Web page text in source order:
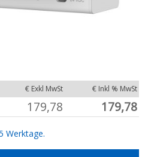
€ Exkl MwSt € Inkl % MwSt
179,78 179,78
Werktage.